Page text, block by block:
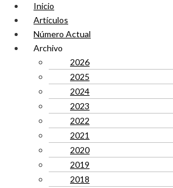
Inicio
Artículos
Número Actual
Archivo
2026
2025
2024
2023
2022
2021
2020
2019
2018